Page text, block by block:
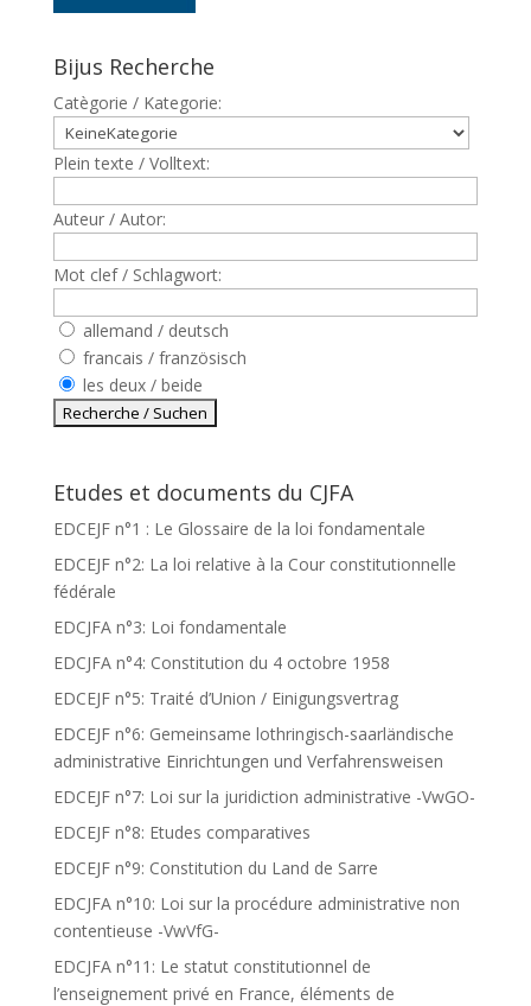
Bijus Recherche
Catègorie / Kategorie:
Plein texte / Volltext:
Auteur / Autor:
Mot clef / Schlagwort:
allemand / deutsch
francais / französisch
les deux / beide
Etudes et documents du CJFA
EDCEJF n°1 : Le Glossaire de la loi fondamentale
EDCEJF n°2: La loi relative à la Cour constitutionnelle
fédérale
EDCJFA n°3: Loi fondamentale
EDCJFA n°4: Constitution du 4 octobre 1958
EDCEJF n°5: Traité d’Union / Einigungsvertrag
EDCEJF n°6: Gemeinsame lothringisch-saarländische
administrative Einrichtungen und Verfahrensweisen
EDCEJF n°7: Loi sur la juridiction administrative -VwGO-
EDCEJF n°8: Etudes comparatives
EDCEJF n°9: Constitution du Land de Sarre
EDCJFA n°10: Loi sur la procédure administrative non
contentieuse -VwVfG-
EDCJFA n°11: Le statut constitutionnel de
l’enseignement privé en France, éléments de